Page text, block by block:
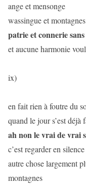
ange et mensonge
wassingue et montagnes
patrie et connerie
et aucune harmonie
ix)
en fait rien à foutre du
quand le jour s’est
ah non le vrai de vrai
c’est regarder en
autre chose largement
montagnes